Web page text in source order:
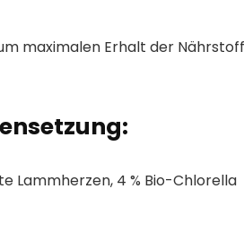
maximalen Erhalt der
Lammherzen, 4 % Bio-Chlorella